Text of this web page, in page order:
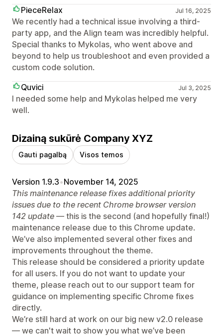
PieceRelax
Jul 16, 2025
We recently had a technical issue involving a third-
party app, and the Align team was incredibly helpful.
Special thanks to Mykolas, who went above and
beyond to help us troubleshoot and even provided a
custom code solution.
Quvici
Jul 3, 2025
I needed some help and Mykolas helped me very
well.
Dizainą sukūrė Company XYZ
Gauti pagalbą Visos temos
Version 1.9.3•November 14, 2025
This maintenance release fixes additional priority
issues due to the recent Chrome browser version
142 update — this is the second (and hopefully final!)
maintenance release due to this Chrome update.
We’ve also implemented several other fixes and
improvements throughout the theme.
This release should be considered a priority update
for all users. If you do not want to update your
theme, please reach out to our support team for
guidance on implementing specific Chrome fixes
directly.
We’re still hard at work on our big new v2.0 release
— we can't wait to show you what we’ve been